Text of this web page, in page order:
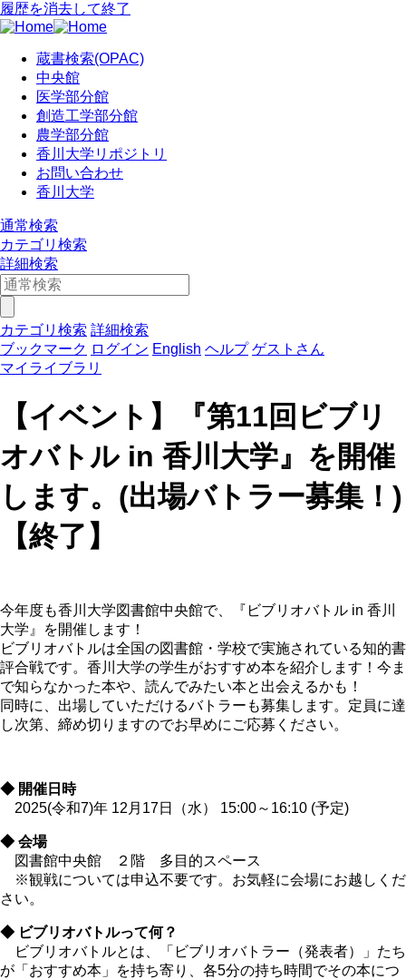
履歴を消去して終了
蔵書検索(OPAC)
中央館
医学部分館
創造工学部分館
農学部分館
香川大学リポジトリ
お問い合わせ
香川大学
通常検索
カテゴリ検索
詳細検索
カテゴリ検索 詳細検索
ブックマーク ログイン English ヘルプ ゲストさん
マイライブラリ
【イベント】『第11回ビブリ
オバトル in 香川大学』を開催
します。(出場バトラー募集！)
【終了】
今年度も香川大学図書館中央館で、『ビブリオバトル in 香川
大学』を開催します！
ビブリオバトルは全国の図書館・学校で実施されている知的書
評合戦です。香川大学の学生がおすすめ本を紹介します！今ま
で知らなかった本や、読んでみたい本と出会えるかも！
同時に、出場していただけるバトラーも募集します。定員に達
し次第、締め切りますのでお早めにご応募ください。
◆ 開催日時
2025(令和7)年 12月17日（水） 15:00～16:10 (予定)
◆ 会場
図書館中央館 ２階 多目的スペース
※観戦については申込不要です。お気軽に会場にお越しくだ
さい。
◆ ビブリオバトルって何？
ビブリオバトルとは、「ビブリオバトラー（発表者）」たち
が「おすすめ本」を持ち寄り、各5分の持ち時間でその本につ